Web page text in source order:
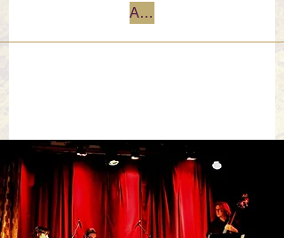
Accueil